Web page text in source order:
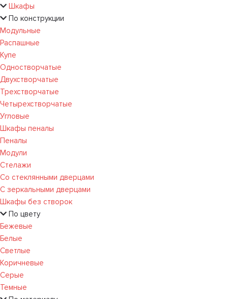
Шкафы
По конструкции
Модульные
Распашные
Купе
Одностворчатые
Двухстворчатые
Трехстворчатые
Четырехстворчатые
Угловые
Шкафы пеналы
Пеналы
Модули
Стелажи
Со стеклянными дверцами
С зеркальными дверцами
Шкафы без створок
По цвету
Бежевые
Белые
Светлые
Коричневые
Серые
Темные